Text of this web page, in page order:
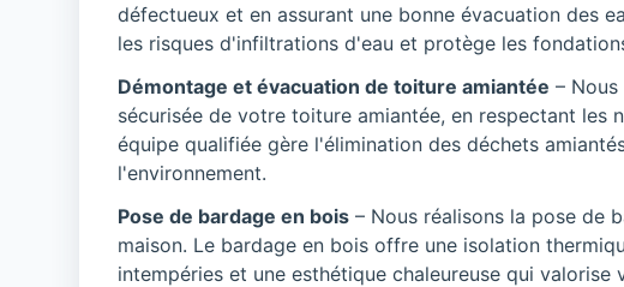
défectueux et en assurant une bonne évacuation des
les risques d'infiltrations d'eau et protège les
Démontage et évacuation de toiture amiantée –
sécurisée de votre toiture amiantée, en respectant les
équipe qualifiée gère l'élimination des déchets
l'environnement.
Pose de bardage en bois– Nous réalisons la pose de
maison. Le bardage en bois offre une isolation
intempéries et une esthétique chaleureuse qui